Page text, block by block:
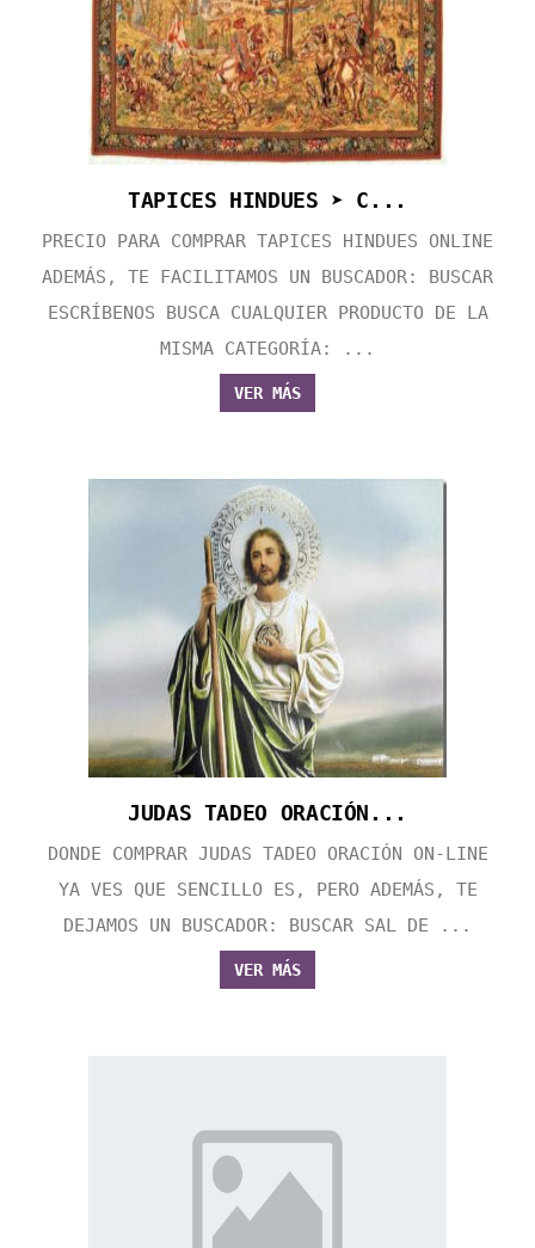
TAPICES HINDUES ➤ C...
PRECIO PARA COMPRAR TAPICES HINDUES ONLINE
ADEMÁS, TE FACILITAMOS UN BUSCADOR: BUSCAR
ESCRÍBENOS BUSCA CUALQUIER PRODUCTO DE LA
MISMA CATEGORÍA: ...
VER MÁS
JUDAS TADEO ORACIÓN...
DONDE COMPRAR JUDAS TADEO ORACIÓN ON-LINE
YA VES QUE SENCILLO ES, PERO ADEMÁS, TE
DEJAMOS UN BUSCADOR: BUSCAR SAL DE ...
VER MÁS